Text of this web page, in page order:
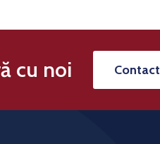
cu noi Contact